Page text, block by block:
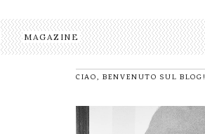
MAGAZINE
CIAO, BENVENUTO SUL BLOG!